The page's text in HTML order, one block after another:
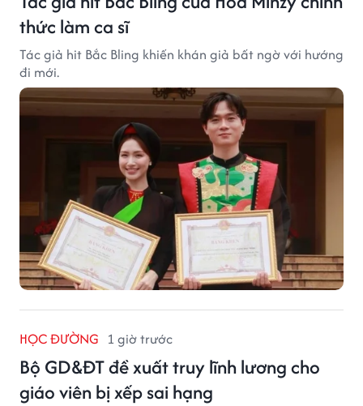
thức làm ca sĩ
Tác giả hit Bắc Bling khiến khán giả bất ngờ với hướng
đi mới.
HỌC ĐƯỜNG 1 giờ trước
Bộ GD&ĐT đề xuất truy lĩnh lương cho
giáo viên bị xếp sai hạng